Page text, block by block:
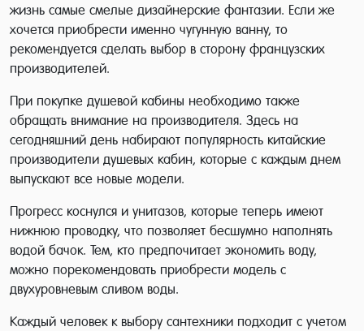
жизнь самые смелые дизайнерские фантазии. Если же
хочется приобрести именно чугунную ванну, то
рекомендуется сделать выбор в сторону французских
производителей.
При покупке душевой кабины необходимо также
обращать внимание на производителя. Здесь на
сегодняшний день набирают популярность китайские
производители душевых кабин, которые с каждым днем
выпускают все новые модели.
Прогресс коснулся и унитазов, которые теперь имеют
нижнюю проводку, что позволяет бесшумно наполнять
водой бачок. Тем, кто предпочитает экономить воду,
можно порекомендовать приобрести модель с
двухуровневым сливом воды.
Каждый человек к выбору сантехники подходит с учетом